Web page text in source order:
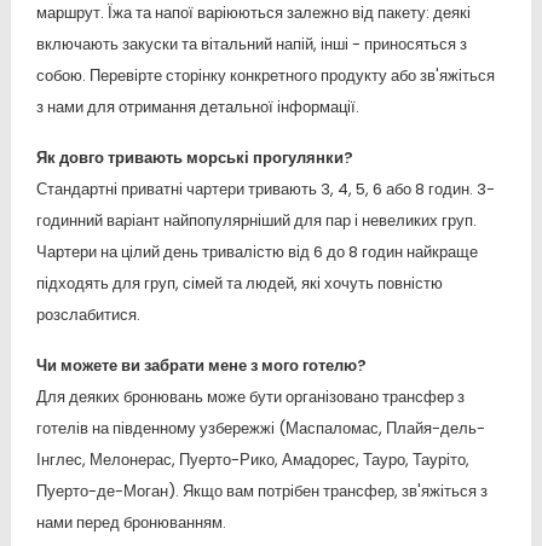
маршрут. Їжа та напої варіюються залежно від пакету: деякі
включають закуски та вітальний напій, інші - приносяться з
собою. Перевірте сторінку конкретного продукту або зв'яжіться
з нами для отримання детальної інформації.
Як довго тривають морські прогулянки?
Стандартні приватні чартери тривають 3, 4, 5, 6 або 8 годин. 3-
годинний варіант найпопулярніший для пар і невеликих груп.
Чартери на цілий день тривалістю від 6 до 8 годин найкраще
підходять для груп, сімей та людей, які хочуть повністю
розслабитися.
Чи можете ви забрати мене з мого готелю?
Для деяких бронювань може бути організовано трансфер з
готелів на південному узбережжі (Маспаломас, Плайя-дель-
Інглес, Мелонерас, Пуерто-Рико, Амадорес, Тауро, Тауріто,
Пуерто-де-Моган). Якщо вам потрібен трансфер, зв'яжіться з
нами перед бронюванням.